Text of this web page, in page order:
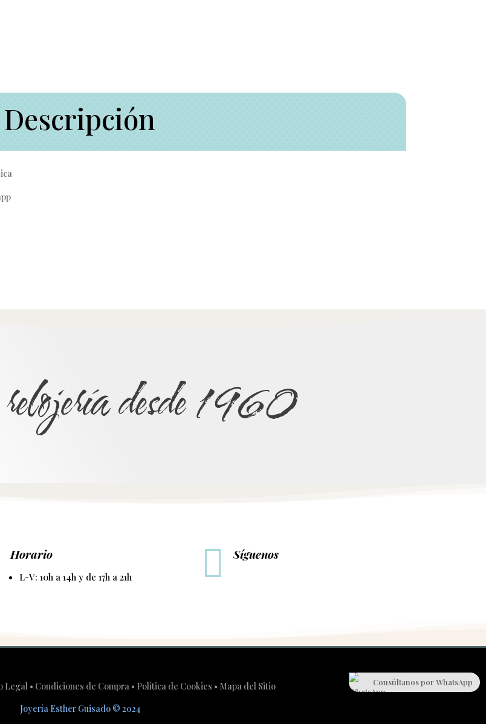
Descripción
desde 1960
Horario
L-V: 10h a 14h y de 17h a 21h  Síguenos
Legal• Condiciones de Compra• Política de Cookies • Mapa del Sitio
Joyería Esther Guisado © 2024
Consúltanos por WhatsApp